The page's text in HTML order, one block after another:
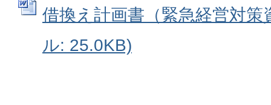
借換え計画書（緊急経営対策
ル: 25.0KB)